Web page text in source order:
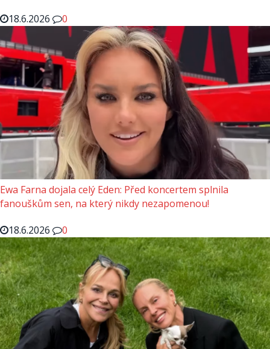
18.6.2026
0
Ewa Farna dojala celý Eden: Před koncertem splnila
fanouškům sen, na který nikdy nezapomenou!
18.6.2026
0